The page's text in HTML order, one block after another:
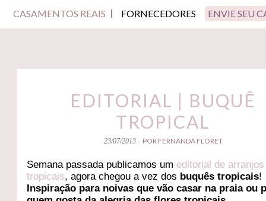
CASAMENTOS REAIS FORNECEDORES ENVIE SEU
EDITORIAL | BUQUÊ
TROPICAL
23/07/2013 - POR FERNANDA FLORET
Semana passada publicamos um editorial de arranjos
tropicais, agora chegou a vez dos buquês tropicais!
Inspiração para noivas que vão casar na praia ou